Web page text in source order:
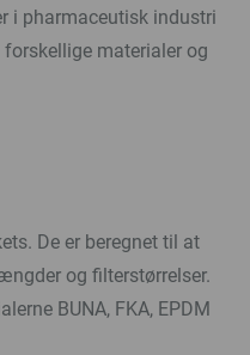
i pharmaceutisk industri
materialer og
De er beregnet til at
og filterstørrelser.
BUNA, FKA, EPDM